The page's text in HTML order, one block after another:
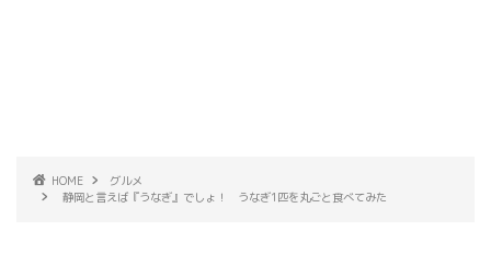
HOME
グルメ
静岡と言えば『うなぎ』でしょ！ うなぎ1匹を丸ごと食べてみた